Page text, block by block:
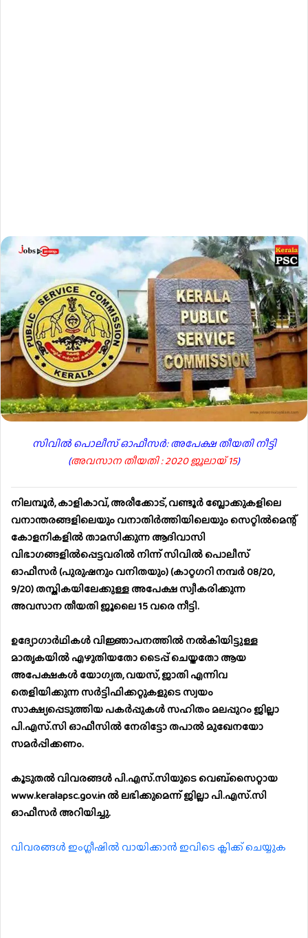
സിവില്‍ പൊലീസ് ഓഫീസര്‍: അപേക്ഷ തീയതി നീട്ടി
(അവസാന തീയതി : 2020 ജൂലായ് 15)
നിലമ്പൂര്‍, കാളികാവ്, അരീക്കോട്, വണ്ടൂര്‍ ബ്ലോക്കുകളിലെ
വനാന്തരങ്ങളിലെയും വനാതിര്‍ത്തിയിലെയും സെറ്റില്‍മെന്റ്
കോളനികളില്‍ താമസിക്കുന്ന ആദിവാസി
വിഭാഗങ്ങളില്‍പ്പെട്ടവരില്‍ നിന്ന് സിവില്‍ പൊലീസ്
ഓഫീസര്‍ (പുരുഷനും വനിതയും) (കാറ്റഗറി നമ്പര്‍ 08/20,
9/20) തസ്തികയിലേക്കുള്ള അപേക്ഷ സ്വീകരിക്കുന്ന
അവസാന തീയതി ജൂലൈ 15 വരെ നീട്ടി.
ഉദ്യോഗാര്‍ഥികള്‍ വിജ്ഞാപനത്തില്‍ നല്‍കിയിട്ടുള്ള
മാതൃകയില്‍ എഴുതിയതോ ടൈപ്പ് ചെയ്തതോ ആയ
അപേക്ഷകള്‍ യോഗ്യത, വയസ്, ജാതി എന്നിവ
തെളിയിക്കുന്ന സര്‍ട്ടിഫിക്കറ്റുകളുടെ സ്വയം
സാക്ഷ്യപ്പെടുത്തിയ പകര്‍പ്പുകള്‍ സഹിതം മലപ്പുറം ജില്ലാ
പി.എസ്.സി ഓഫീസില്‍ നേരിട്ടോ തപാല്‍ മുഖേനയോ
സമര്‍പ്പിക്കണം.
കൂടുതല്‍ വിവരങ്ങള്‍ പി.എസ്.സിയുടെ വെബ്‌സൈറ്റായ
www.keralapsc.gov.in ല്‍ ലഭിക്കുമെന്ന് ജില്ലാ പി.എസ്.സി
ഓഫീസര്‍ അറിയിച്ചു.
വിവരങ്ങൾ ഇംഗ്ലീഷിൽ വായിക്കാൻ ഇവിടെ ക്ലിക്ക് ചെയ്യുക